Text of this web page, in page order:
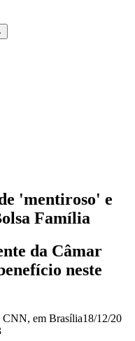
'mentiroso' e
Família
da Câmar
neste
CNN, em Brasília18/12/20